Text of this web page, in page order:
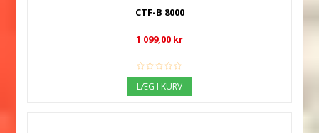
CTF-B 8000
1 099,00 kr
LÆG I KURV